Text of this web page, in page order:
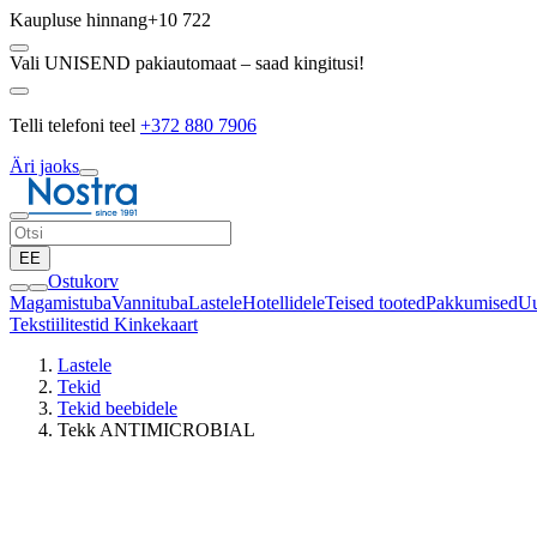
Kaupluse hinnang+10 722
Vali UNISEND pakiautomaat – saad kingitusi!
Telli telefoni teel +372 880 7906
Äri jaoks
EE
Ostukorv
MagamistubaVannitubaLasteleHotellideleTeised tootedPakkumised
Tekstiilitestid Kinkekaart
Lastele
Tekid
Tekid beebidele
Tekk ANTIMICROBIAL